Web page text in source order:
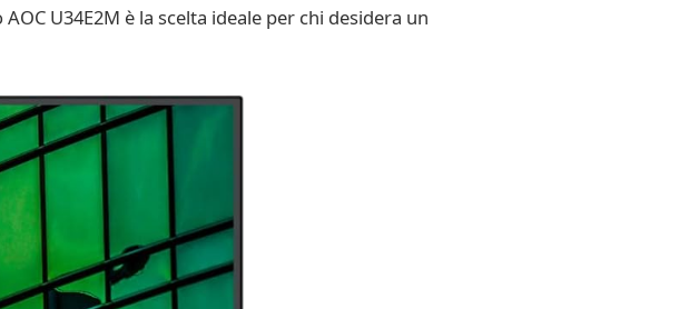
U34E2M è la scelta ideale per chi desidera un